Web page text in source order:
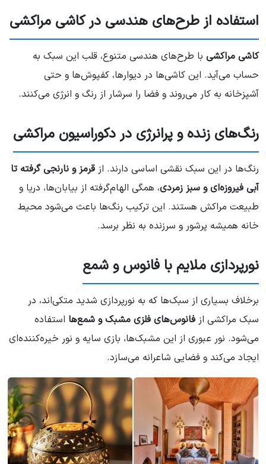
استفاده از طرح‌های هندسی در کاشی مراکشی
کاشی مراکشی با طرح‌های هندسی متنوع، قلب این سبک به
حساب می‌آید. این کاشی‌ها در دیوارها، کفپوش‌ها و حتی
آشپزخانه به کار می‌روند و فضا را سرشار از رنگ و انرژی می‌کنند.
رنگ‌های زنده و پرانرژی در دکوراسیون مراکشی
رنگ‌ها در این سبک نقشی اساسی دارند. از قرمز و نارنجی گرفته تا
آبی فیروزه‌ای و سبز زمردی، همگی الهام‌گرفته از بیابان‌ها، دریا و
طبیعت مراکش هستند. این ترکیب رنگ‌ها باعث می‌شود محیط
خانه همیشه پرشور و سرزنده به نظر برسد.
نورپردازی ملایم با فانوس و شمع
برخلاف بسیاری از سبک‌ها که به نورپردازی شدید متکی‌اند، در
سبک مراکشی از فانوس‌های فلزی مشبک و شمع‌ها استفاده
می‌شود. نور عبوری از این مشبک‌ها، بازی سایه و نور خیره‌کننده‌ای
ایجاد می‌کند و فضایی شاعرانه می‌سازد.